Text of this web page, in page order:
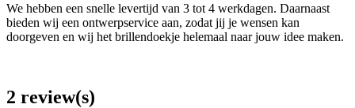
We hebben een snelle levertijd van 3 tot 4 werkdagen. Daarnaast
bieden wij een ontwerpservice aan, zodat jij je wensen kan
doorgeven en wij het brillendoekje helemaal naar jouw idee maken.
2 review(s)